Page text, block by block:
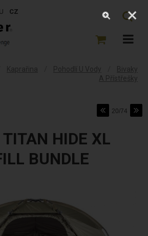
CZ
Kaprařina Pohodlí U Vody
Bivaky
A Přístřešky
20/74
HIDE XL
BUNDLE